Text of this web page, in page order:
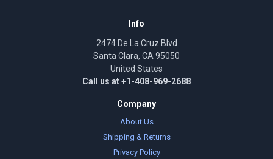
Info
2474 De La Cruz Blvd
Santa Clara, CA 95050
United States
Call us at +1-408-969-2688
Company
About Us
Shipping & Returns
Privacy Policy